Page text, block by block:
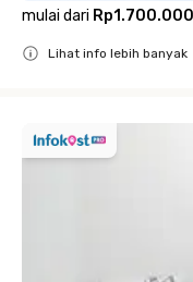
mulai dari Rp1.700.000
Lihat info lebih banyak